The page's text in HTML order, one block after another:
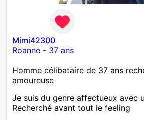
Mimi42300
Roanne - 37 ans
Homme célibataire de 37 ans
amoureuse
Je suis du genre affectueux avec
Recherché avant tout le feeling